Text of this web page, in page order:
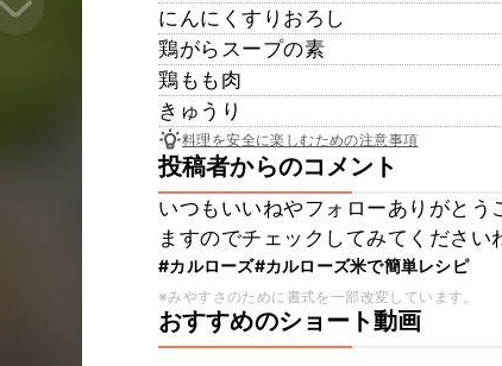
にんにくすりおろし
鶏がらスープの素
鶏もも肉
きゅうり
料理を安全に楽しむための注意事項
投稿者からのコメント
いつもいいねやフォローありがと
ますのでチェックしてみてください
#カルローズ#カルローズ米で簡単レシピ
※みやすさのために書式を一部改変しています。
おすすめのショート動画